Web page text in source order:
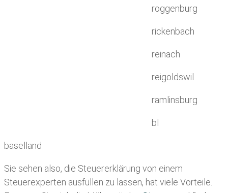
roggenburg
rickenbach
reinach
reigoldswil
ramlinsburg
bl
baselland
Sie sehen also, die Steuererklärung von einem
Steuerexperten ausfüllen zu lassen, hat viele Vorteile.